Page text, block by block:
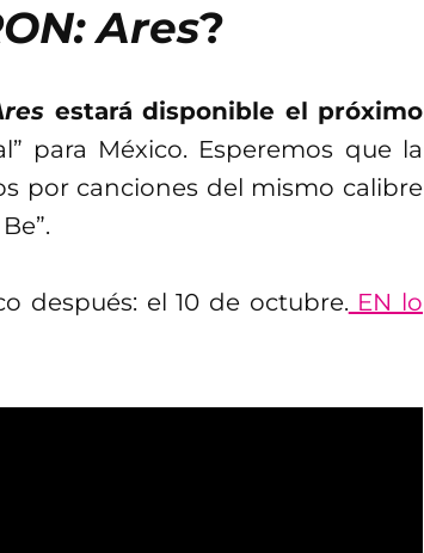
Ares?
estará disponible el próximo
para México. Esperemos que la
por canciones del mismo calibre
después: el 10 de octubre. EN lo